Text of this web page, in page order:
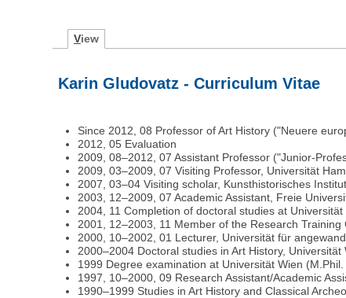
View
Karin Gludovatz - Curriculum Vitae
Since 2012, 08 Professor of Art History ("Neuere
2012, 05 Evaluation
2009, 08–2012, 07 Assistant Professor ("Junior-
2009, 03–2009, 07 Visiting Professor, Universität
2007, 03–04 Visiting scholar, Kunsthistorisches
2003, 12–2009, 07 Academic Assistant, Freie
2004, 11 Completion of doctoral studies at
2001, 12–2003, 11 Member of the Research
2000, 10–2002, 01 Lecturer, Universität für
2000–2004 Doctoral studies in Art History, Universität
1999 Degree examination at Universität Wien
1997, 10–2000, 09 Research Assistant/Academic
1990–1999 Studies in Art History and Classical